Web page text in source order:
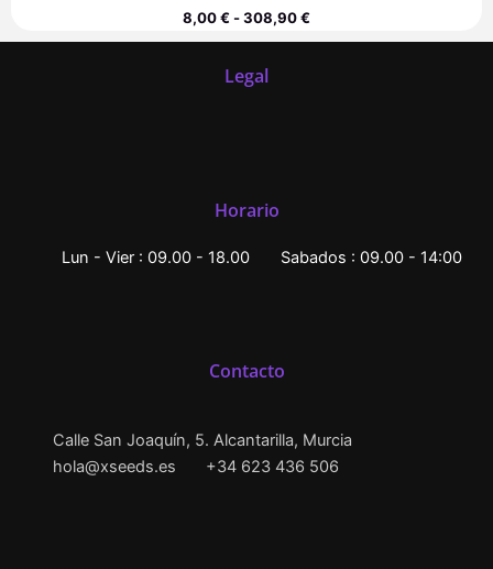
8,00€-308,90€
Legal
Horario
Lun - Vier : 09.00 - 18.00 Sabados : 09.00 - 14:00
Contacto
Calle San Joaquín, 5. Alcantarilla, Murcia
hola@xseeds.es
+34 623 436 506